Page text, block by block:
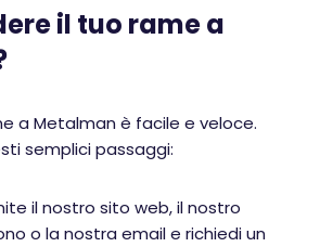
il tuo rame a
a Metalman è facile e veloce.
semplici passaggi:
il nostro sito web, il nostro
o la nostra email e richiedi un